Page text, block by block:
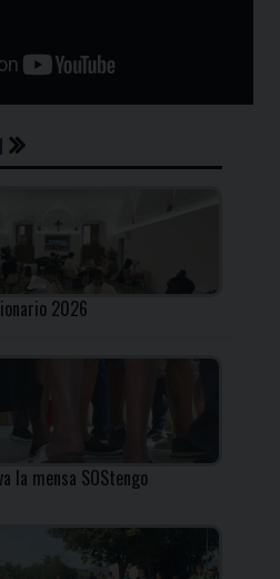
2026
la mensa SOStengo